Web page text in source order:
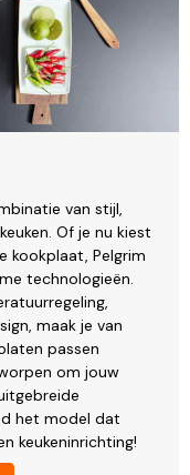
van stijl,
Of je nu kiest
kookplaat, Pelgrim
technologieën.
maak je van
passen
om jouw
het model dat
keukeninrichting!